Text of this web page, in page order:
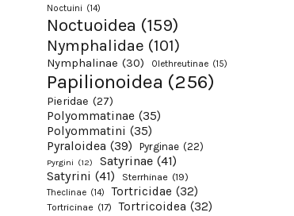
Noctuini (14)
Noctuoidea (159)
Nymphalidae (101)
Nymphalinae (30) Olethreutinae (15)
Papilionoidea (256)
Pieridae (27)
Polyommatinae (35)
Polyommatini (35)
Pyraloidea (39) Pyrginae (22)
Pyrgini (12) Satyrinae (41)
Satyrini (41) Sterrhinae (19)
Theclinae (14) Tortricidae (32)
Tortricinae (17) Tortricoidea (32)